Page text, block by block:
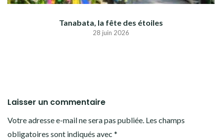
Tanabata, la fête des étoiles
28 juin 2026
Laisser un commentaire
Votre adresse e-mail ne sera pas publiée. Les champs
obligatoires sont indiqués avec *